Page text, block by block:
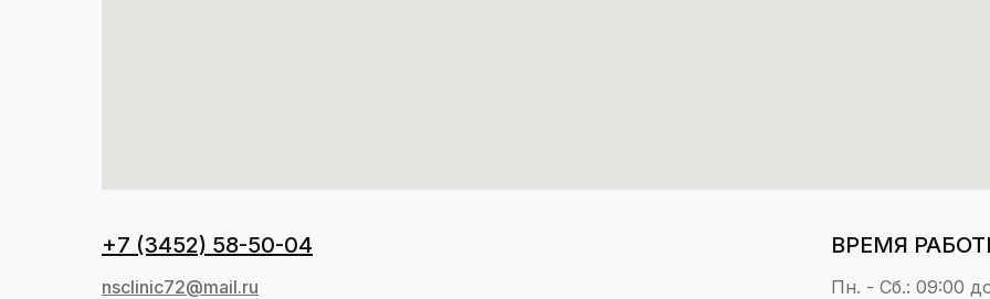
+7 (3452) 58-50-04
nsclinic72@mail.ru
ВРЕМЯ
Пн. - Сб.: 09:00